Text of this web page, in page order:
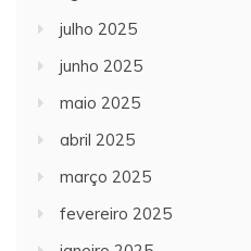
julho 2025
junho 2025
maio 2025
abril 2025
março 2025
fevereiro 2025